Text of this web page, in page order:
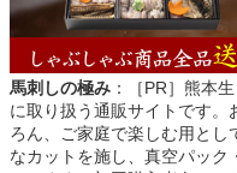
馬刺しの極み ：［PR］熊本
に取り扱う通販サイトです。
ろん、ご家庭で楽しむ用とし
なカットを施し、真空パック